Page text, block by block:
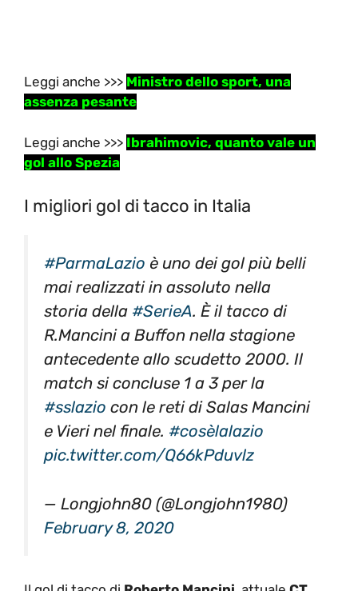
Leggi anche >>> Ministro dello sport, una
assenza pesante
Leggi anche >>> Ibrahimovic, quanto vale un
gol allo Spezia
I migliori gol di tacco in Italia
#ParmaLazio è uno dei gol più belli
mai realizzati in assoluto nella
storia della #SerieA. È il tacco di
R.Mancini a Buffon nella stagione
antecedente allo scudetto 2000. Il
match si concluse 1 a 3 per la
#sslazio con le reti di Salas Mancini
e Vieri nel finale. #cosèlalazio
pic.twitter.com/Q66kPduvlz
— Longjohn80 (@Longjohn1980)
February 8, 2020